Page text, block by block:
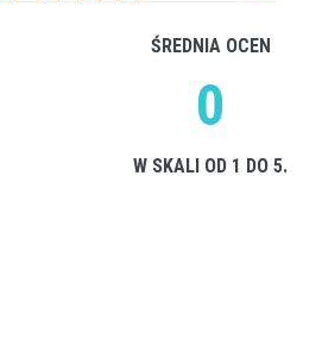
ŚREDNIA OCEN
0
W SKALI OD 1 DO 5.